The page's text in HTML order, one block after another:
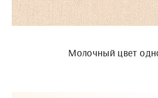
Молочный цвет